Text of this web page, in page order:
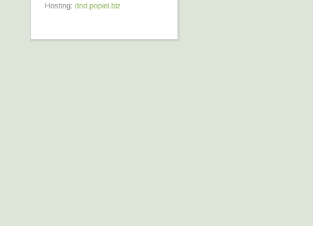
Hosting: dnd.popiel.biz